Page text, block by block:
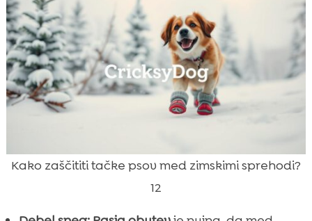
Kako zaščititi tačke psov med zimskimi sprehodi?
12